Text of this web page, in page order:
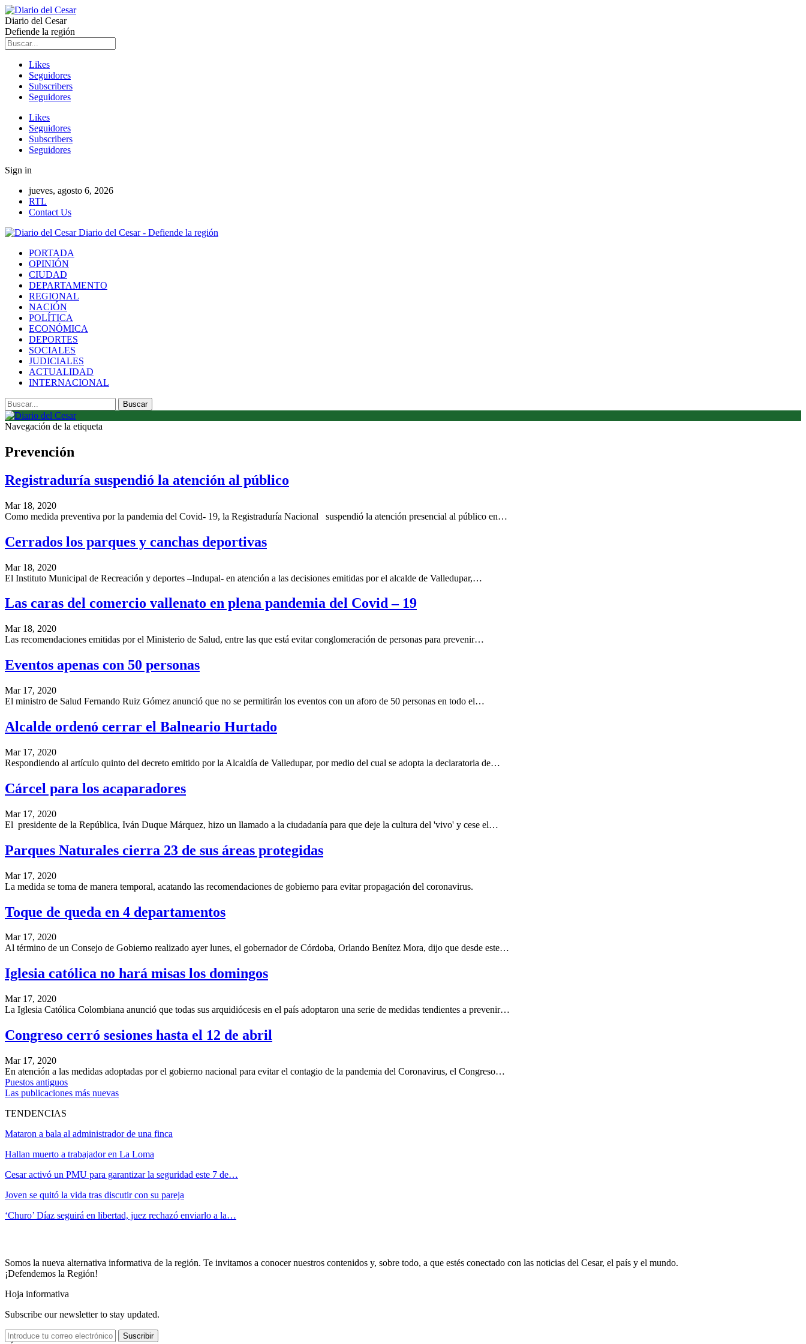
Diario del Cesar
Defiende la región
Likes
Seguidores
Subscribers
Seguidores
Likes
Seguidores
Subscribers
Seguidores
Sign in
jueves, agosto 6, 2026
RTL
Contact Us
Diario del Cesar - Defiende la región
PORTADA
OPINIÓN
CIUDAD
DEPARTAMENTO
REGIONAL
NACIÓN
POLÍTICA
ECONÓMICA
DEPORTES
SOCIALES
JUDICIALES
ACTUALIDAD
INTERNACIONAL
Navegación de la etiqueta
Prevención
Registraduría suspendió la atención al público
Mar 18, 2020
Como medida preventiva por la pandemia del Covid- 19, la Registraduría Nacional suspendió la atención presencial al público en…
Cerrados los parques y canchas deportivas
Mar 18, 2020
El Instituto Municipal de Recreación y deportes –Indupal- en atención a las decisiones emitidas por el alcalde de Valledupar,…
Las caras del comercio vallenato en plena pandemia del Covid – 19
Mar 18, 2020
Las recomendaciones emitidas por el Ministerio de Salud, entre las que está evitar conglomeración de personas para prevenir…
Eventos apenas con 50 personas
Mar 17, 2020
El ministro de Salud Fernando Ruiz Gómez anunció que no se permitirán los eventos con un aforo de 50 personas en todo el…
Alcalde ordenó cerrar el Balneario Hurtado
Mar 17, 2020
Respondiendo al artículo quinto del decreto emitido por la Alcaldía de Valledupar, por medio del cual se adopta la declaratoria de…
Cárcel para los acaparadores
Mar 17, 2020
El presidente de la República, Iván Duque Márquez, hizo un llamado a la ciudadanía para que deje la cultura del 'vivo' y cese el…
Parques Naturales cierra 23 de sus áreas protegidas
Mar 17, 2020
La medida se toma de manera temporal, acatando las recomendaciones de gobierno para evitar propagación del coronavirus.
Toque de queda en 4 departamentos
Mar 17, 2020
Al término de un Consejo de Gobierno realizado ayer lunes, el gobernador de Córdoba, Orlando Benítez Mora, dijo que desde este…
Iglesia católica no hará misas los domingos
Mar 17, 2020
La Iglesia Católica Colombiana anunció que todas sus arquidiócesis en el país adoptaron una serie de medidas tendientes a prevenir…
Congreso cerró sesiones hasta el 12 de abril
Mar 17, 2020
En atención a las medidas adoptadas por el gobierno nacional para evitar el contagio de la pandemia del Coronavirus, el Congreso…
Puestos antiguos
Las publicaciones más nuevas
TENDENCIAS
Mataron a bala al administrador de una finca
Hallan muerto a trabajador en La Loma
Cesar activó un PMU para garantizar la seguridad este 7 de…
Joven se quitó la vida tras discutir con su pareja
‘Churo’ Díaz seguirá en libertad, juez rechazó enviarlo a la…
Somos la nueva alternativa informativa de la región. Te invitamos a conocer nuestros contenidos y, sobre todo, a que estés conectado con las noticias del Cesar, el país y el mundo.
¡Defendemos la Región!
Hoja informativa
Subscribe our newsletter to stay updated.
Suscribir